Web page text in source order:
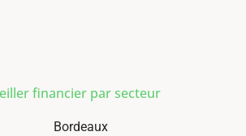
financier par secteur
Bordeaux